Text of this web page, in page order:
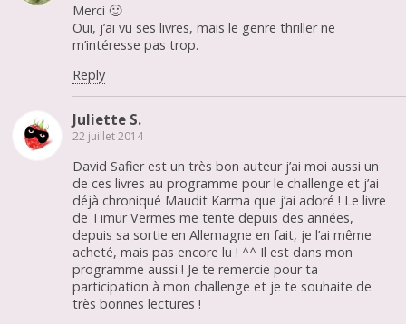
Merci 🙂
Oui, j’ai vu ses livres, mais le genre thriller ne
m’intéresse pas trop.
Reply
Juliette S.
22 juillet 2014
David Safier est un très bon auteur j’ai moi aussi un
de ces livres au programme pour le challenge et j’ai
déjà chroniqué Maudit Karma que j’ai adoré ! Le livre
de Timur Vermes me tente depuis des années,
depuis sa sortie en Allemagne en fait, je l’ai même
acheté, mais pas encore lu ! ^^ Il est dans mon
programme aussi ! Je te remercie pour ta
participation à mon challenge et je te souhaite de
très bonnes lectures !